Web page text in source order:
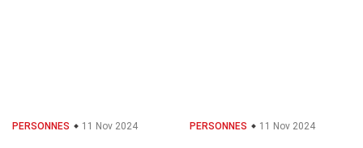
PERSONNES 11 Nov 2024 PERSONNES 11 Nov 2024